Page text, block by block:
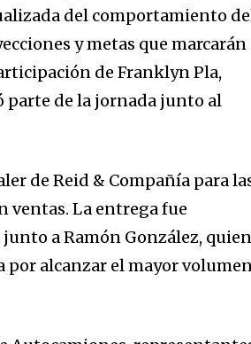
del comportamiento
y metas que marcarán
de Franklyn Pla,
parte de la jornada junto al
de Reid & Compañía para
ventas. La entrega fue
a Ramón González,
alcanzar el mayor